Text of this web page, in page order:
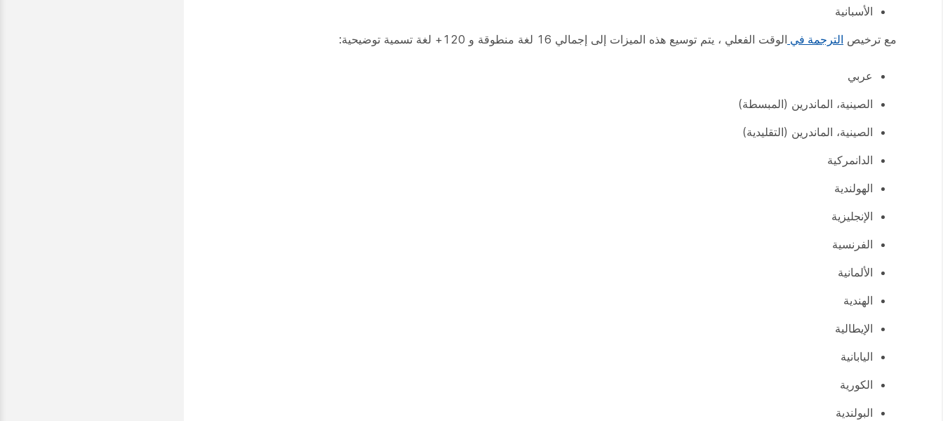
الأسبانية
مع ترخيص الترجمة في الوقت الفعلي ، يتم توسيع هذه الميزات إلى إجمالي 16 لغة منطوقة و 120+ لغة تسمية توضيحية:
عربي
الصينية، الماندرين (المبسطة)
الصينية، الماندرين (التقليدية)
الدانمركية
الهولندية
الإنجليزية
الفرنسية
الألمانية
الهندية
الإيطالية
اليابانية
الكورية
البولندية